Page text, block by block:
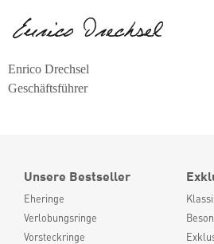
Enrico Drechsel
Geschäftsführer
Unsere Bestseller
Eheringe
Verlobungsringe
Vorsteckringe